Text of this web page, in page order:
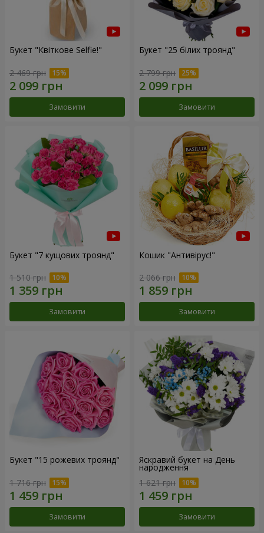
Букет "Квіткове Selfie!"
2 469 грн
Замовити
Букет "25 білих троянд"
2 799 грн
Замовити
Букет "7 кущових троянд"
1 510 грн
Замовити
Кошик "Антивірус!"
2 066 грн
Замовити
Букет "15 рожевих троянд"
1 716 грн
Замовити
Яскравий букет на День
народження
1 621 грн
Замовити